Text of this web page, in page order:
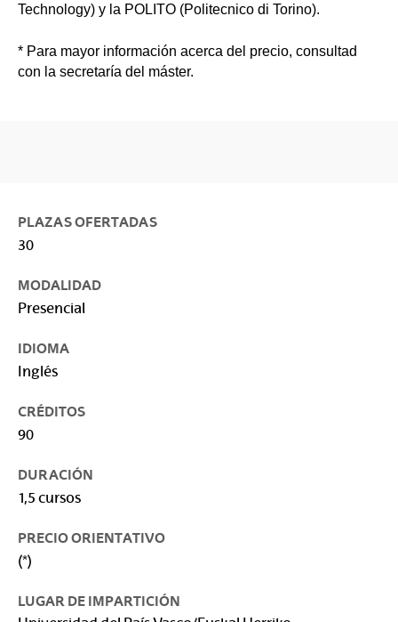
Technology) y la POLITO (Politecnico di Torino).
* Para mayor información acerca del precio, consultad
con la secretaría del máster.
PLAZAS OFERTADAS
30
MODALIDAD
Presencial
IDIOMA
Inglés
CRÉDITOS
90
DURACIÓN
1,5 cursos
PRECIO ORIENTATIVO
(*)
LUGAR DE IMPARTICIÓN